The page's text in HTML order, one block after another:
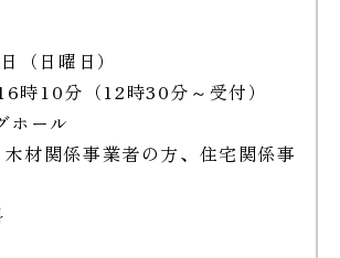
（日曜日）
時10分（12時30分～受付）
ホール
材関係事業者の方、住宅関係事